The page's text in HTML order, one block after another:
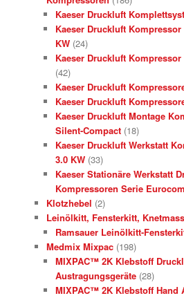
Kaeser Druckluft
Kaeser Druckluft
KW (24)
Kaeser Druckluft
(42)
Kaeser Druckluft
Kaeser Druckluft
Kaeser Druckluft Montage
Silent-Compact (18)
Kaeser Druckluft Werkstatt
3.0 KW (33)
Kaeser Stationäre Werkstatt
Kompressoren Serie
Klotzhebel (2)
Leinölkitt, Fensterkitt,
Ramsauer Leinölkitt-
Medmix Mixpac (198)
MIXPAC™ 2K Klebstoff
Austragungsgeräte (28)
MIXPAC™ 2K Klebstoff Hand